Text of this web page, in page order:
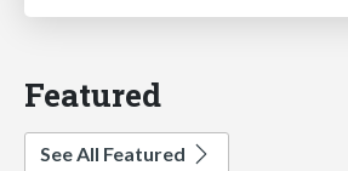
Featured
See All Featured